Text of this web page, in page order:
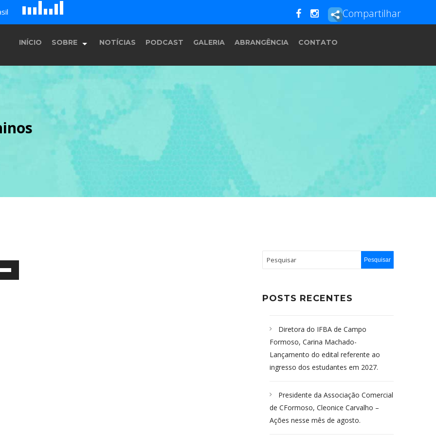
B c
D
E F
H
Compartilhar
INÍCIO SOBRE
História
Equipe
Programação
NOTÍCIAS PODCAST GALERIA ABRANGÊNCIA CONTATO
POSTS RECENTES
Diretora do IFBA de Campo
Formoso, Carina Machado-
Lançamento do edital referente ao
ingresso dos estudantes em 2027.
Presidente da Associação Comercial
de CFormoso, Cleonice Carvalho –
Ações nesse mês de agosto.